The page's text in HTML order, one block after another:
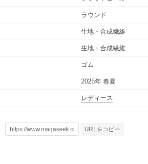
ラウンド
生地・合成繊維
生地・合成繊維
ゴム
2025年 春夏
レディース
URLをコピー